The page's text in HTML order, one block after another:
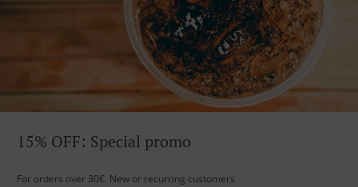
15% OFF: Special promo
For orders over 30€. New or recurring customers